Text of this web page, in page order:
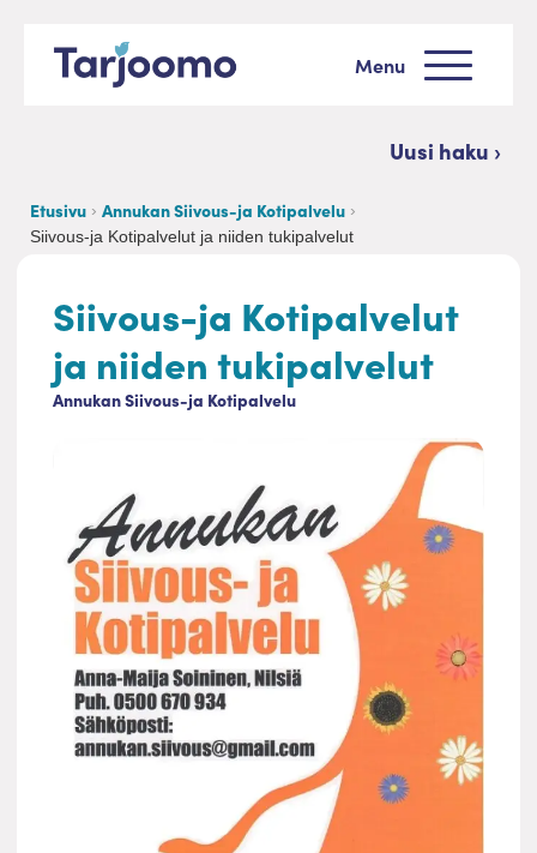
Siirry sisältöön
Menu
Uusi haku ›
Etusivu Annukan Siivous-ja Kotipalvelu
Siivous-ja Kotipalvelut ja niiden tukipalvelut
Siivous-ja Kotipalvelut
ja niiden tukipalvelut
Annukan Siivous-ja Kotipalvelu